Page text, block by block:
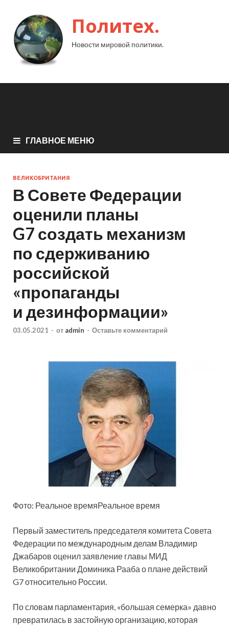
Политех.
Новости мировой политики.
ГЛАВНОЕ МЕНЮ
ВЕЛИКОБРИТАНИЯ
В Совете Федерации
оценили планы
G7 создать механизм
по сдерживанию
российской
«пропаганды
и дезинформации»
03.05.2021 - от admin - Оставьте комментарий
Фото: Реальное времяРеальное время
Первый заместитель председателя комитета Совета
Федерации по международным делам Владимир
Джабаров оценил заявление главы МИД
Великобритании Доминика Рааба о плане действий
G7 относительно России.
По словам парламентария, «большая семерка» давно
превратилась в застойную организацию, которая